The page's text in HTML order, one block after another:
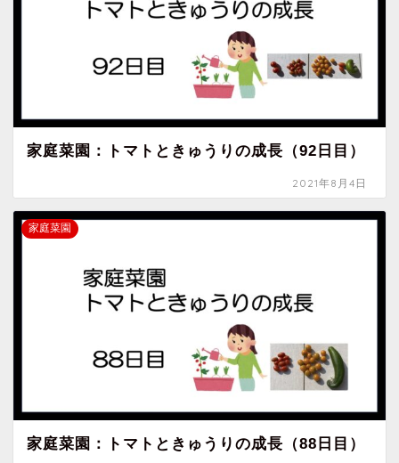
家庭菜園：トマトときゅうりの成長（92日目）
2021年8月4日
家庭菜園
家庭菜園：トマトときゅうりの成長（88日目）